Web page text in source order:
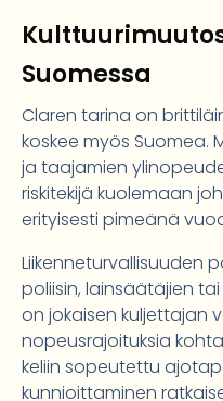
Suomessa
Claren tarina on
koskee myös Suomea.
ja taajamien
riskitekijä kuolemaan
erityisesti pimeänä
Liikenneturvallisuuden
poliisin, lainsäätäjien
on jokaisen kuljettajan
nopeusrajoituksia
keliin sopeutettu
kunnioittaminen